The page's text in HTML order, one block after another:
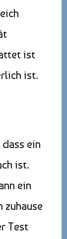
ist
ist.
ein
ist.
ein
zuhause
Test